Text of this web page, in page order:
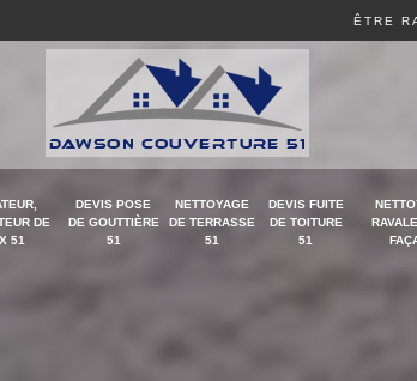
ÊTRE
DE
51
DEVIS POSE
DE GOUTTIÈRE
51
NETTOYAGE
DE TERRASSE
51
DEVIS FUITE
DE TOITURE
51